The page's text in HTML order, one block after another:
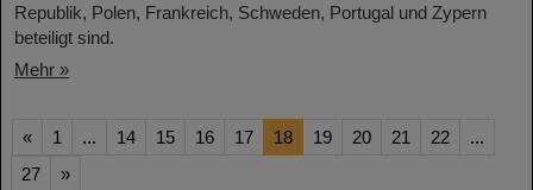
Republik, Polen, Frankreich, Schweden, Portugal und Zypern
beteiligt sind.
Mehr »
« 1 ... 14 15 16 17 18 19 20 21 22
...
27
»